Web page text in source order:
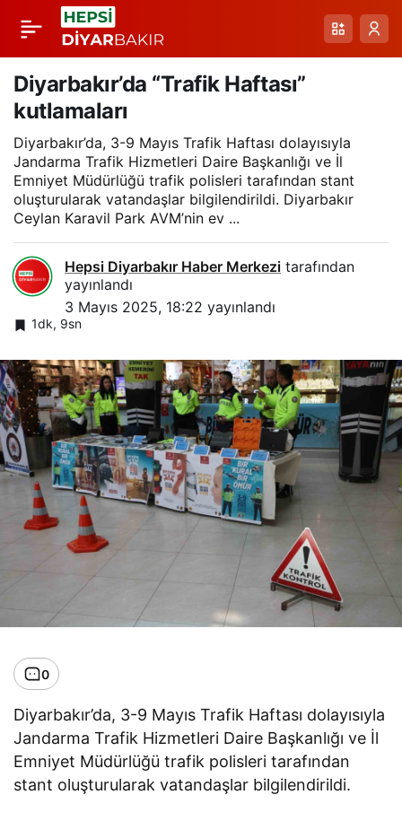
Diyarbakır’da “Trafik Haftası”
kutlamaları
Diyarbakır’da, 3-9 Mayıs Trafik Haftası dolayısıyla
Jandarma Trafik Hizmetleri Daire Başkanlığı ve İl
Emniyet Müdürlüğü trafik polisleri tarafından stant
oluşturularak vatandaşlar bilgilendirildi. Diyarbakır
Ceylan Karavil Park AVM’nin ev ...
Hepsi Diyarbakır Haber Merkezi tarafından
yayınlandı
3 Mayıs 2025, 18:22 yayınlandı
1dk, 9sn
0
Diyarbakır’da, 3-9 Mayıs Trafik Haftası dolayısıyla
Jandarma Trafik Hizmetleri Daire Başkanlığı ve İl
Emniyet Müdürlüğü trafik polisleri tarafından
stant oluşturularak vatandaşlar bilgilendirildi.
Dicle Elektrik, kaçak
kullanımı tespit eden
sayaç geliştirildi
Paylaş